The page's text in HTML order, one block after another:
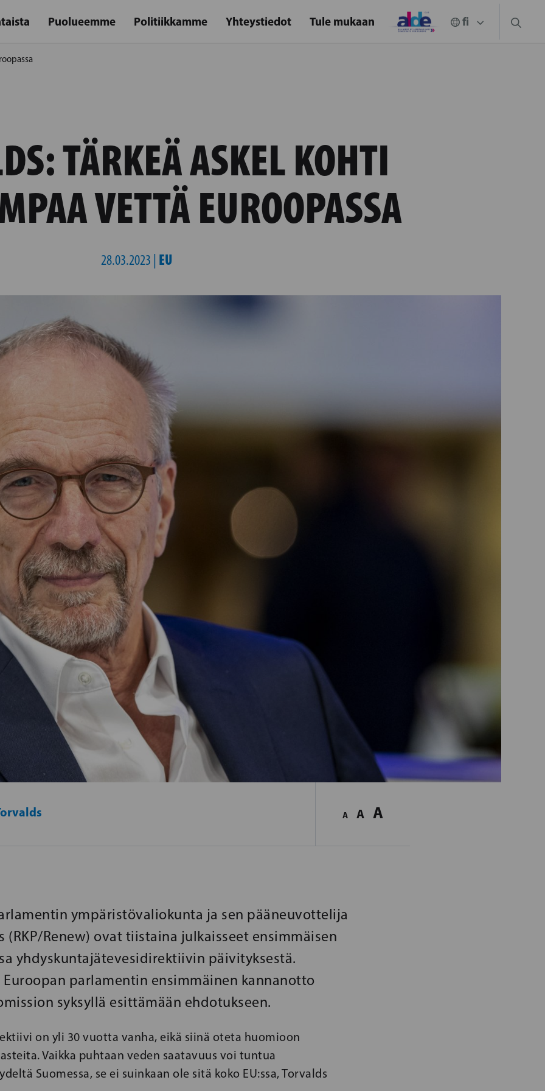
Puolueemme Politiikkamme Yhteystiedot Tule mukaan
TÄRKEÄ ASKEL KOHTI
VETTÄ EUROOPASSA
28.03.2023 | EU
A A A
ympäristövaliokunta ja sen pääneuvottelija
(RKP/Renew) ovat tiistaina julkaisseet ensimmäisen
yhdyskuntajätevesidirektiivin päivityksestä.
Euroopan parlamentin ensimmäinen kannanotto
syksyllä esittämään ehdotukseen.
on yli 30 vuotta vanha, eikä siinä oteta huomioon
Vaikka puhtaan veden saatavuus voi tuntua
Suomessa, se ei suinkaan ole sitä koko EU:ssa, Torvalds